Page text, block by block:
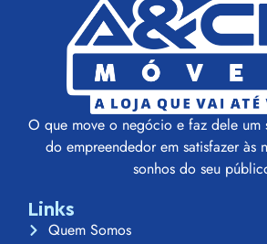
O que move o negócio e faz dele um
do empreendedor em satisfazer às
sonhos do seu
Links
Quem Somos